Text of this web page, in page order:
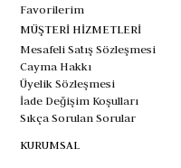
Favorilerim
MÜŞTERİ HİZMETLERİ
Mesafeli Satış Sözleşmesi
Cayma Hakkı
Üyelik Sözleşmesi
İade Değişim Koşulları
Sıkça Sorulan Sorular
KURUMSAL